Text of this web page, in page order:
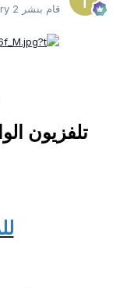
قام بنشر 2
تلفزيون